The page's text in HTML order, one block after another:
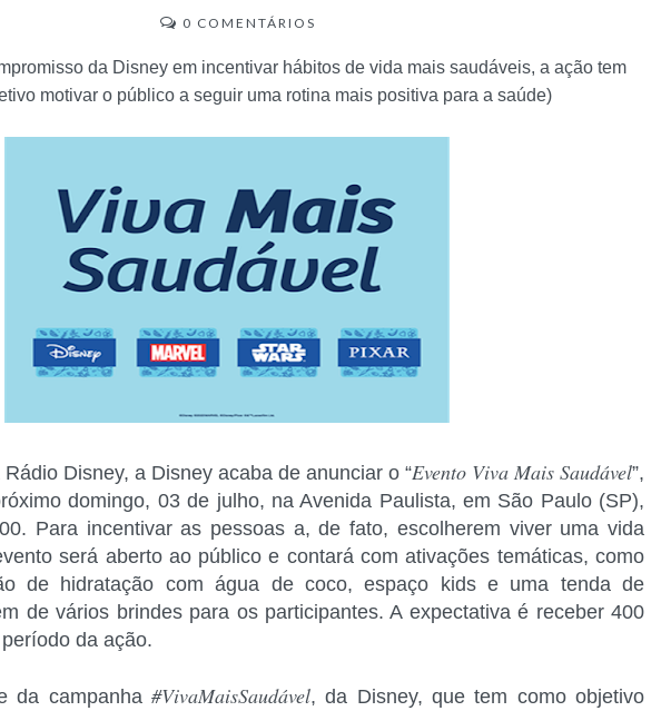
0 COMENTÁRIOS
da Disney em incentivar hábitos de vida mais saudáveis, a ação tem
motivar o público a seguir uma rotina mais positiva para a saúde)
Disney, a Disney acaba de anunciar o “Evento Viva Mais Saudável”,
domingo, 03 de julho, na Avenida Paulista, em São Paulo (SP),
Para incentivar as pessoas a, de fato, escolherem viver uma vida
será aberto ao público e contará com ativações temáticas, como
de hidratação com água de coco, espaço kids e uma tenda de
de vários brindes para os participantes. A expectativa é receber 400
da ação.
da campanha #VivaMaisSaudável, da Disney, que tem como objetivo